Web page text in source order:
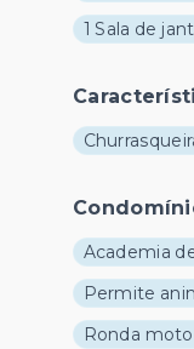
1 Sala de
Academia
Permite
Ronda